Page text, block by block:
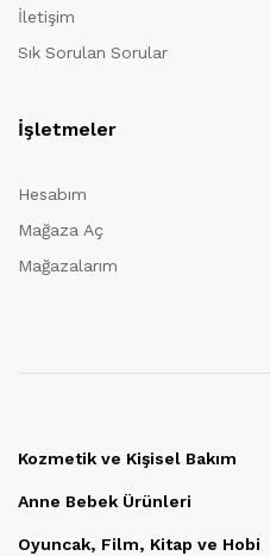
İletişim
Sık Sorulan Sorular
İşletmeler
Hesabım
Mağaza Aç
Mağazalarım
Kozmetik ve Kişisel Bakım
Anne Bebek Ürünleri
Oyuncak, Film, Kitap ve Hobi